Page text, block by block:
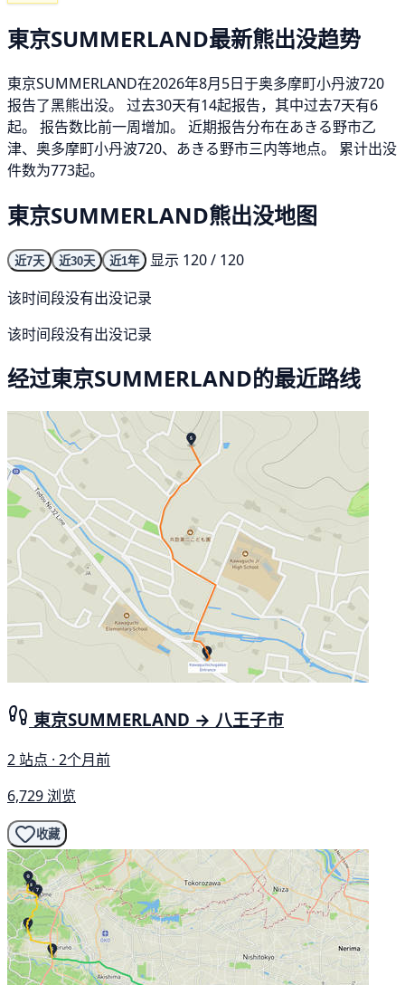
東京SUMMERLAND最新熊出没趋势
東京SUMMERLAND在2026年8月5日于奥多摩町小丹波720
报告了黑熊出没。 过去30天有14起报告，其中过去7天有6
起。 报告数比前一周增加。 近期报告分布在あきる野市乙
津、奥多摩町小丹波720、あきる野市三内等地点。 累计出没
件数为773起。
東京SUMMERLAND熊出没地图
近7天 近30天 近1年
显示 120 / 120
该时间段没有出没记录
该时间段没有出没记录
经过東京SUMMERLAND的最近路线
東京SUMMERLAND → 八王子市
2 站点 · 2个月前
6,729 浏览
收藏